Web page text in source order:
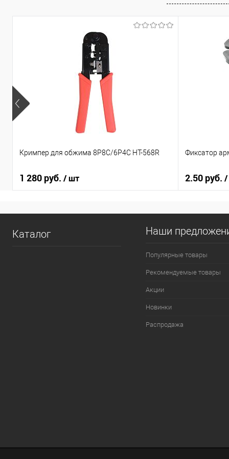
Кримпер для обжима 8Р8С/6Р4С HT-568R
1 280 руб. / шт
Фиксатор
2.50 руб. /
Каталог Наши
Популярные товары
Рекомендуемые товары
Акции
Новинки
Распродажа